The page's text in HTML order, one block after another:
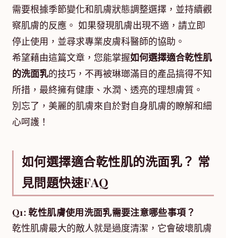
需要根據季節變化和肌膚狀態調整選擇，並持續觀
察肌膚的反應。 如果發現肌膚出現不適，請立即
停止使用，並尋求專業皮膚科醫師的協助。
希望藉由這篇文章，您能掌握如何選擇適合乾性肌
的洗面乳的技巧，不再被琳瑯滿目的產品搞得不知
所措，最終擁有健康、水潤、透亮的理想膚質。
別忘了，美麗的肌膚來自於對自身肌膚的瞭解和細
心呵護！
如何選擇適合乾性肌的洗面乳？ 常
見問題快速FAQ
Q1: 乾性肌膚使用洗面乳需要注意哪些事項？
乾性肌膚最大的敵人就是過度清潔，它會破壞肌膚